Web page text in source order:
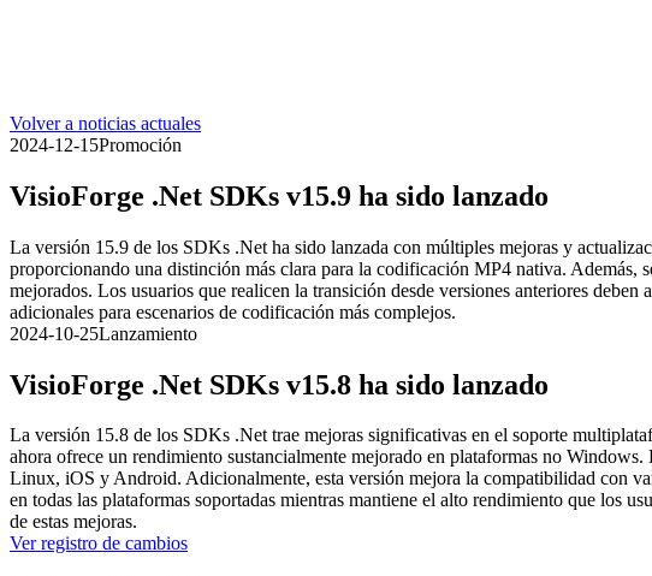
Volver a noticias actuales
2024-12-15Promoción
VisioForge .Net SDKs v15.9 ha sido lanzado
La versión 15.9 de los SDKs .Net ha sido lanzada con múltiples mejoras y
proporcionando una distinción más clara para la codificación MP4 nativa.
mejorados. Los usuarios que realicen la transición desde versiones anteriores
adicionales para escenarios de codificación más complejos.
2024-10-25Lanzamiento
VisioForge .Net SDKs v15.8 ha sido lanzado
La versión 15.8 de los SDKs .Net trae mejoras significativas en el soporte
ahora ofrece un rendimiento sustancialmente mejorado en plataformas no
Linux, iOS y Android. Adicionalmente, esta versión mejora la compatibilidad con
en todas las plataformas soportadas mientras mantiene el alto rendimiento que los
de estas mejoras.
Ver registro de cambios